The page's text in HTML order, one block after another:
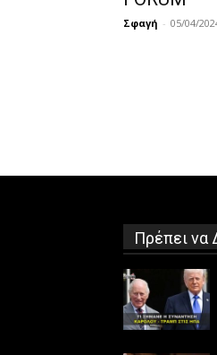
Σφαγή - 05/04/
Πρέπει να